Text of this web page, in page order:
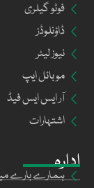
ادارہ
ہمارے بارے
فوٹو گیلری
ڈاؤنلوڈز
نیوز لیٹر
موبائل ایپ
آر ایس ایس فیڈ
اشتہارات